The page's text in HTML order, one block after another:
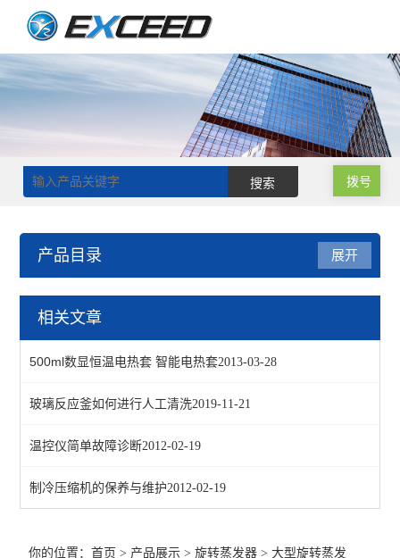
拨号
产品目录
旋转蒸发器
展开
相关文章
500ml数显恒温电热套 智能电热套2013-03-28
玻璃反应釜如何进行人工清洗2019-11-21
温控仪简单故障诊断2012-02-19
制冷压缩机的保养与维护2012-02-19
你的位置：首页 > 产品展示 >旋转蒸发器 >大型旋转蒸发